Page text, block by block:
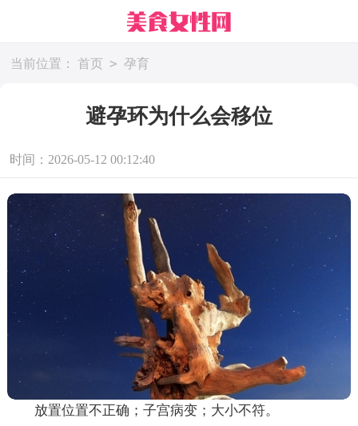
当前位置： 首页 > 孕育
避孕环为什么会移位
时间：2026-05-12 00:12:40
放置位置不正确；子宫病变；大小不符。